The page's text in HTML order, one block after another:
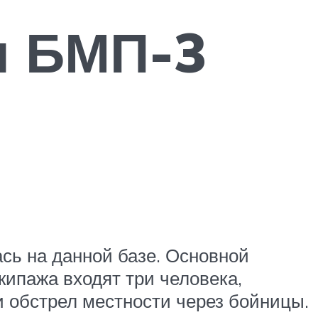
БМП-3
на данной базе. Основной
входят три человека,
местности через бойницы.